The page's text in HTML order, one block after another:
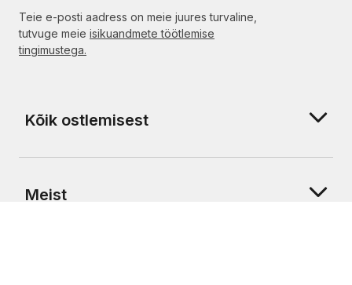
Teie e-posti aadress on meie juures turvaline,
tutvuge meie isikuandmete töötlemise
tingimustega.
Kõik ostlemisest
Meist